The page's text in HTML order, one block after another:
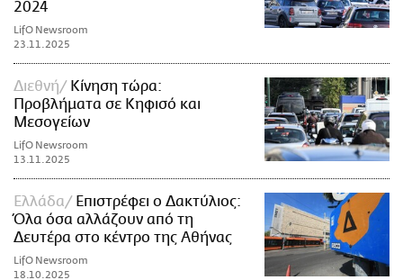
2024
LifO Newsroom
23.11.2025
Διεθνή
Κίνηση τώρα:
Προβλήματα σε Κηφισό και
Μεσογείων
LifO Newsroom
13.11.2025
Ελλάδα
Επιστρέφει ο Δακτύλιος:
Όλα όσα αλλάζουν από τη
Δευτέρα στο κέντρο της Αθήνας
LifO Newsroom
18.10.2025